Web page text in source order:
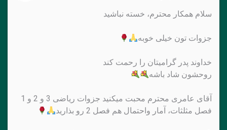
سلام همکار محترم، خسته نباشید
جزوات تون خیلی خوبه
خداوند پدر گرامیتان را رحمت کند
روحشون شاد باشه
آقای عامری محترم محبت میکنید جزوات ریاضی 3 و 2 و 1
فصل مثلثات، آمار واحتمال هم فصل 2 رو بذارید